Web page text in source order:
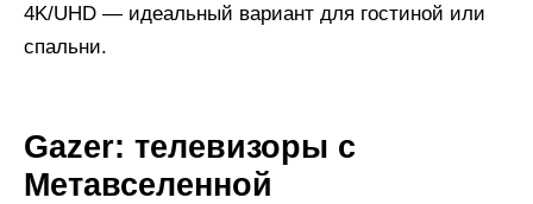
4K/UHD — идеальный вариант для гостиной или
спальни.
Gazer: телевизоры с
Метавселенной